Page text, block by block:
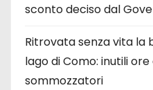
sconto deciso dal
Ritrovata senza vita la
lago di Como: inutili
sommozzatori